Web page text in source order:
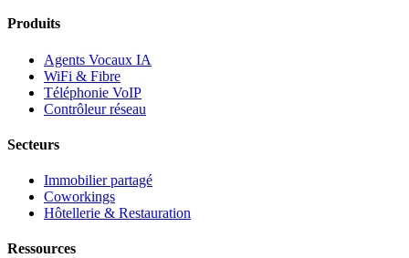
Produits
Agents Vocaux IA
WiFi & Fibre
Téléphonie VoIP
Contrôleur réseau
Secteurs
Immobilier partagé
Coworkings
Hôtellerie & Restauration
Ressources